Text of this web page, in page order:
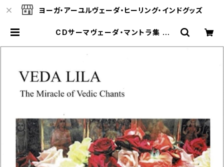
ヨーガ・アーユルヴェーダ・ヒーリング・インドグッズ
CDサーマヴェーダ・マントラ集 ~
LILA-The Miracle of Vedic Ch
ants(サンスクリット) | ヴェーダオン